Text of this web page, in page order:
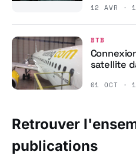
12 AVR ·
BTB
satellite
01 OCT ·
Retrouver
publications